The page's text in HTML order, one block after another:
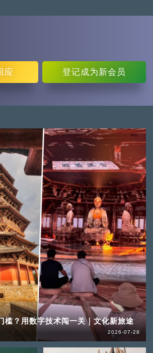
应 登记成为新会员
槛？用数字技术闯一关｜文化新旅途
2026-07-28